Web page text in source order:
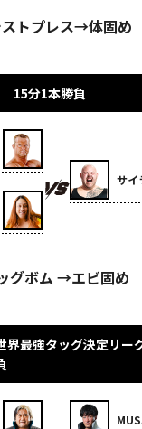
トプレス→体固め
分1本勝負
サイ
グボム →エビ固め
最強タッグ決定リー